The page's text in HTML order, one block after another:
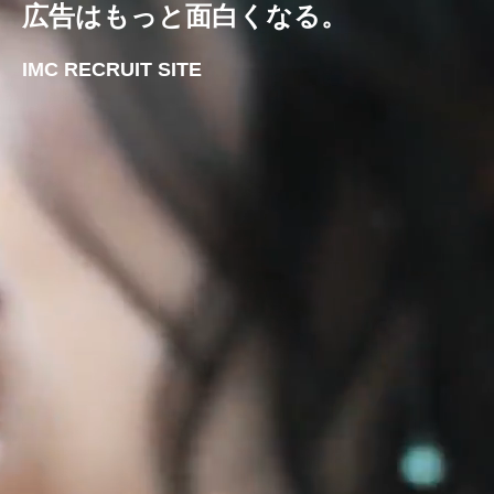
広告はもっと面白くなる。
IMC RECRUIT SITE